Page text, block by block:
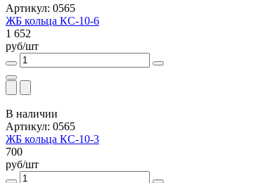
Артикул: 0565
ЖБ кольца КС-10-6
1 652
руб/шт
В наличии
Артикул: 0565
ЖБ кольца КС-10-3
700
руб/шт